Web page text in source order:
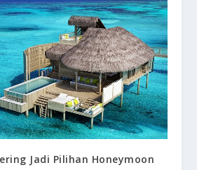
Jadi Pilihan Honeymoon